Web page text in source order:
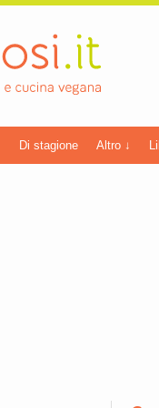
Di stagione Altro ↓